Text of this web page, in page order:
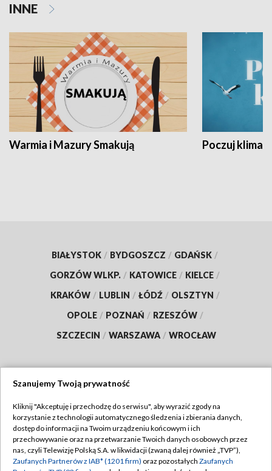
INNE
Warmia i Mazury Smakują Poczuj klimat
BIAŁYSTOK / BYDGOSZCZ / GDAŃSK /
GORZÓW WLKP. / KATOWICE / KIELCE /
KRAKÓW / LUBLIN / ŁÓDŹ / OLSZTYN /
OPOLE / POZNAŃ / RZESZÓW /
SZCZECIN / WARSZAWA / WROCŁAW
TVP
Abonament TVP
Emisja w TVP
Regulamin TVP
Polityka prywatności
Szanujemy Twoją prywatność
Kliknij "Akceptuję i przechodzę do serwisu", aby wyrazić zgody na
korzystanie z technologii automatycznego śledzenia i zbierania danych,
dostęp do informacji na Twoim urządzeniu końcowym i ich
przechowywanie oraz na przetwarzanie Twoich danych osobowych przez
nas, czyli Telewizję Polską S.A. w likwidacji (zwaną dalej również „TVP”),
Zaufanych Partnerów z IAB* (1201 firm) oraz pozostałych Zaufanych